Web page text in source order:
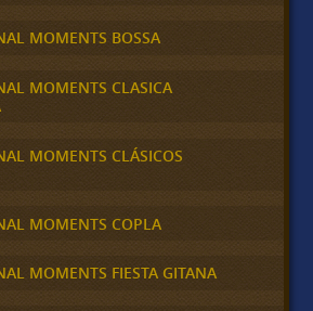
MOMENTS BOSSA
MOMENTS CLASICA
MOMENTS CLÁSICOS
MOMENTS COPLA
MOMENTS FIESTA GITANA